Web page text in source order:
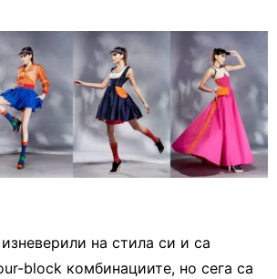
на стила си и са
block комбинациите, но сега са